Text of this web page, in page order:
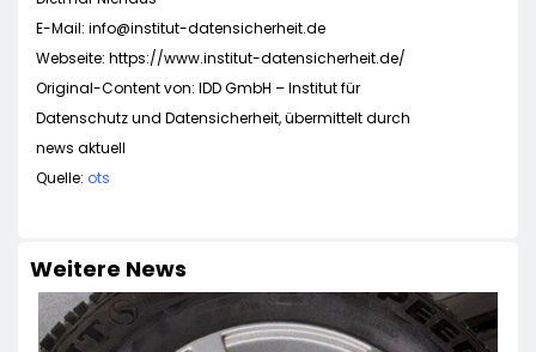
E-Mail: info@institut-datensicherheit.de
Webseite: https://www.institut-datensicherheit.de/
Original-Content von: IDD GmbH – Institut für
Datenschutz und Datensicherheit, übermittelt durch
news aktuell
Quelle: ots
Weitere News